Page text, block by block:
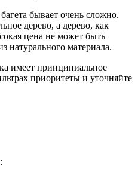
бывает очень сложно.
дерево, а дерево, как
цена не может быть
натурального материала.
имеет принципиальное
приоритеты и уточняйте